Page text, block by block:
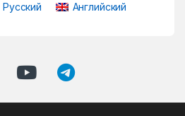
Русский Английский